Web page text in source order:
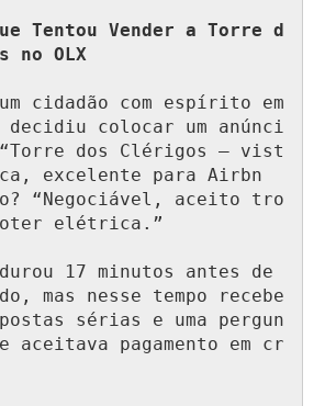
Tentou Vender a Torre d
no OLX
cidadão com espírito em
decidiu colocar um anúnci
“Torre dos Clérigos — vist
excelente para Airbn
“Negociável, aceito tro
elétrica.”
17 minutos antes de
mas nesse tempo recebe
sérias e uma pergun
aceitava pagamento em cr